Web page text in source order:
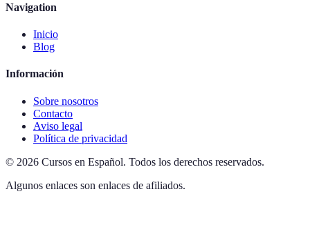
Navigation
Inicio
Blog
Información
Sobre nosotros
Contacto
Aviso legal
Política de privacidad
© 2026 Cursos en Español. Todos los derechos reservados.
Algunos enlaces son enlaces de afiliados.